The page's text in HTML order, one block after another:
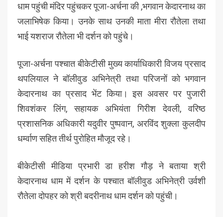
धाम पहुंची मंदिर पहुंचकर पूजा-अर्चना की ,भगवान केदारनाथ का
जलाभिषेक किया। उनके साथ उनकी माता मीरा रौतेला तथा
भाई यशराज रौतेला भी दर्शन को पहुंचे।
पूजा-अर्चना पश्चात बीकेटीसी मुख्य कार्याधिकारी विजय प्रसाद
थपलियाल ने बॉलीवुड अभिनेत्री तथा परिजनों को भगवान
केदारनाथ का प्रसाद भेंट किया। इस अवसर पर पुजारी
शिवशंकर लिंग, सहायक अभियंता गिरीश देवली, वरिष्ठ
प्रशासनिक अधिकारी यदुवीर पुष्पवान, अरविंद शुक्ला कुलदीप
धर्म्वाण सहित तीर्थ पुरोहित मौजूद रहे।
बीकेटीसी मीडिया प्रभारी डा हरीश गौड़ ने बताया श्री
केदारनाथ धाम में दर्शन के पश्चात बॉलीवुड अभिनेत्री उर्वशी
रौतेला दोपहर को श्री बदरीनाथ धाम दर्शन को पहुंची।